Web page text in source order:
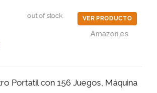
out of stock VER PRODUCTO
Amazon.es
Portatil con 156 Juegos, Máquina